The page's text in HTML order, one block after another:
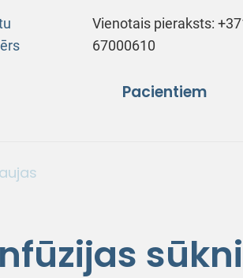
Vienotais pieraksts:
67000610
Pacientiem